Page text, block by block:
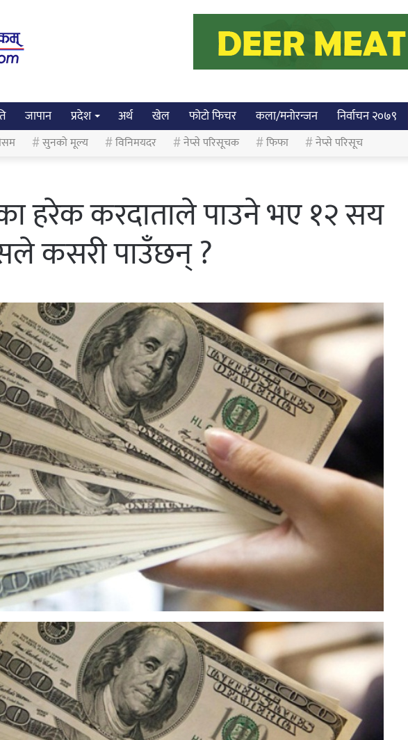
जापान प्रदेश अर्थ खेल फोटो फिचर कला/मनोरन्जन निर्वाचन २०७९
सुनको मूल्य विनिमयदर नेप्से परिसूचक फिफा नेप्से परिसूच
हरेक करदाताले पाउने भए १२ सय
कसरी पाउँछन् ?